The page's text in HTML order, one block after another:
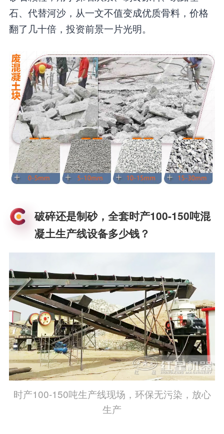
石、代替河沙，从一文不值变成优质骨料，价格
翻了几十倍，投资前景一片光明。
破碎还是制砂，全套时产100-150吨混
凝土生产线设备多少钱？
时产100-150吨生产线现场，环保无污染，放心
生产